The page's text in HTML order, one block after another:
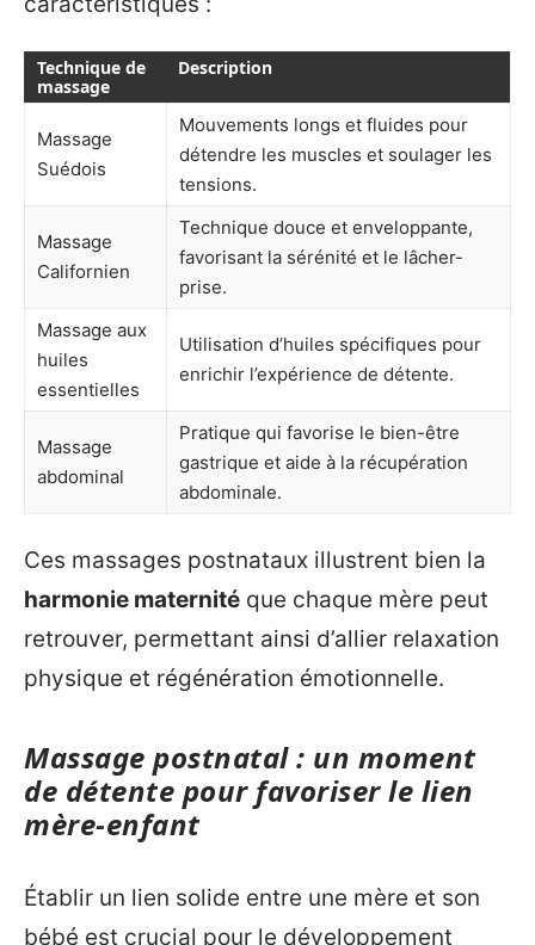
Technique de
massage
Description
Massage
Suédois
Mouvements longs et fluides pour
détendre les muscles et soulager les
tensions.
Massage
Californien
Technique douce et enveloppante,
favorisant la sérénité et le lâcher-
prise.
Massage aux
huiles
essentielles
Utilisation d’huiles spécifiques pour
enrichir l’expérience de détente.
Massage
abdominal
Pratique qui favorise le bien-être
gastrique et aide à la récupération
abdominale.
Ces massages postnataux illustrent bien la
harmonie maternité que chaque mère peut
retrouver, permettant ainsi d’allier relaxation
physique et régénération émotionnelle.
Massage postnatal : un moment
de détente pour favoriser le lien
mère-enfant
Établir un lien solide entre une mère et son
bébé est crucial pour le développement